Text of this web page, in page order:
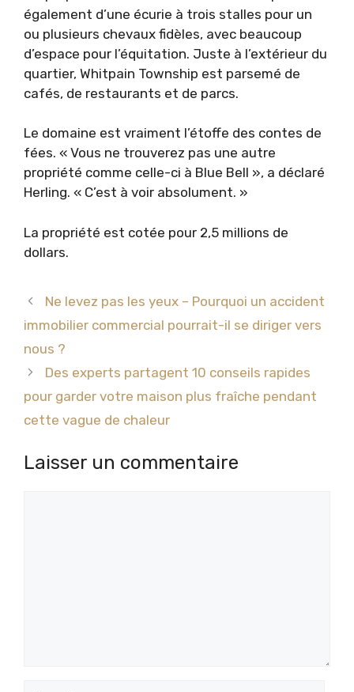
également d’une écurie à trois stalles pour un
ou plusieurs chevaux fidèles, avec beaucoup
d’espace pour l’équitation. Juste à l’extérieur du
quartier, Whitpain Township est parsemé de
cafés, de restaurants et de parcs.
Le domaine est vraiment l’étoffe des contes de
fées. « Vous ne trouverez pas une autre
propriété comme celle-ci à Blue Bell », a déclaré
Herling. « C’est à voir absolument. »
La propriété est cotée pour 2,5 millions de
dollars.
Ne levez pas les yeux – Pourquoi un accident
immobilier commercial pourrait-il se diriger vers
nous ?
Des experts partagent 10 conseils rapides
pour garder votre maison plus fraîche pendant
cette vague de chaleur
Laisser un commentaire